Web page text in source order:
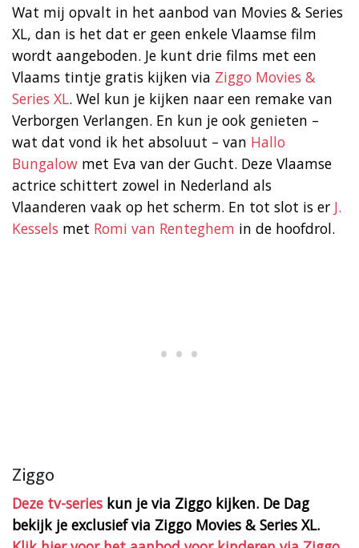
Wat mij opvalt in het aanbod van Movies & Series
XL, dan is het dat er geen enkele Vlaamse film
wordt aangeboden. Je kunt drie films met een
Vlaams tintje gratis kijken via Ziggo Movies &
Series XL. Wel kun je kijken naar een remake van
Verborgen Verlangen. En kun je ook genieten –
wat dat vond ik het absoluut – van Hallo
Bungalow met Eva van der Gucht. Deze Vlaamse
actrice schittert zowel in Nederland als
Vlaanderen vaak op het scherm. En tot slot is er J.
Kessels met Romi van Renteghem in de hoofdrol.
Ziggo
Deze tv-series kun je via Ziggo kijken. De Dag
bekijk je exclusief via Ziggo Movies & Series XL.